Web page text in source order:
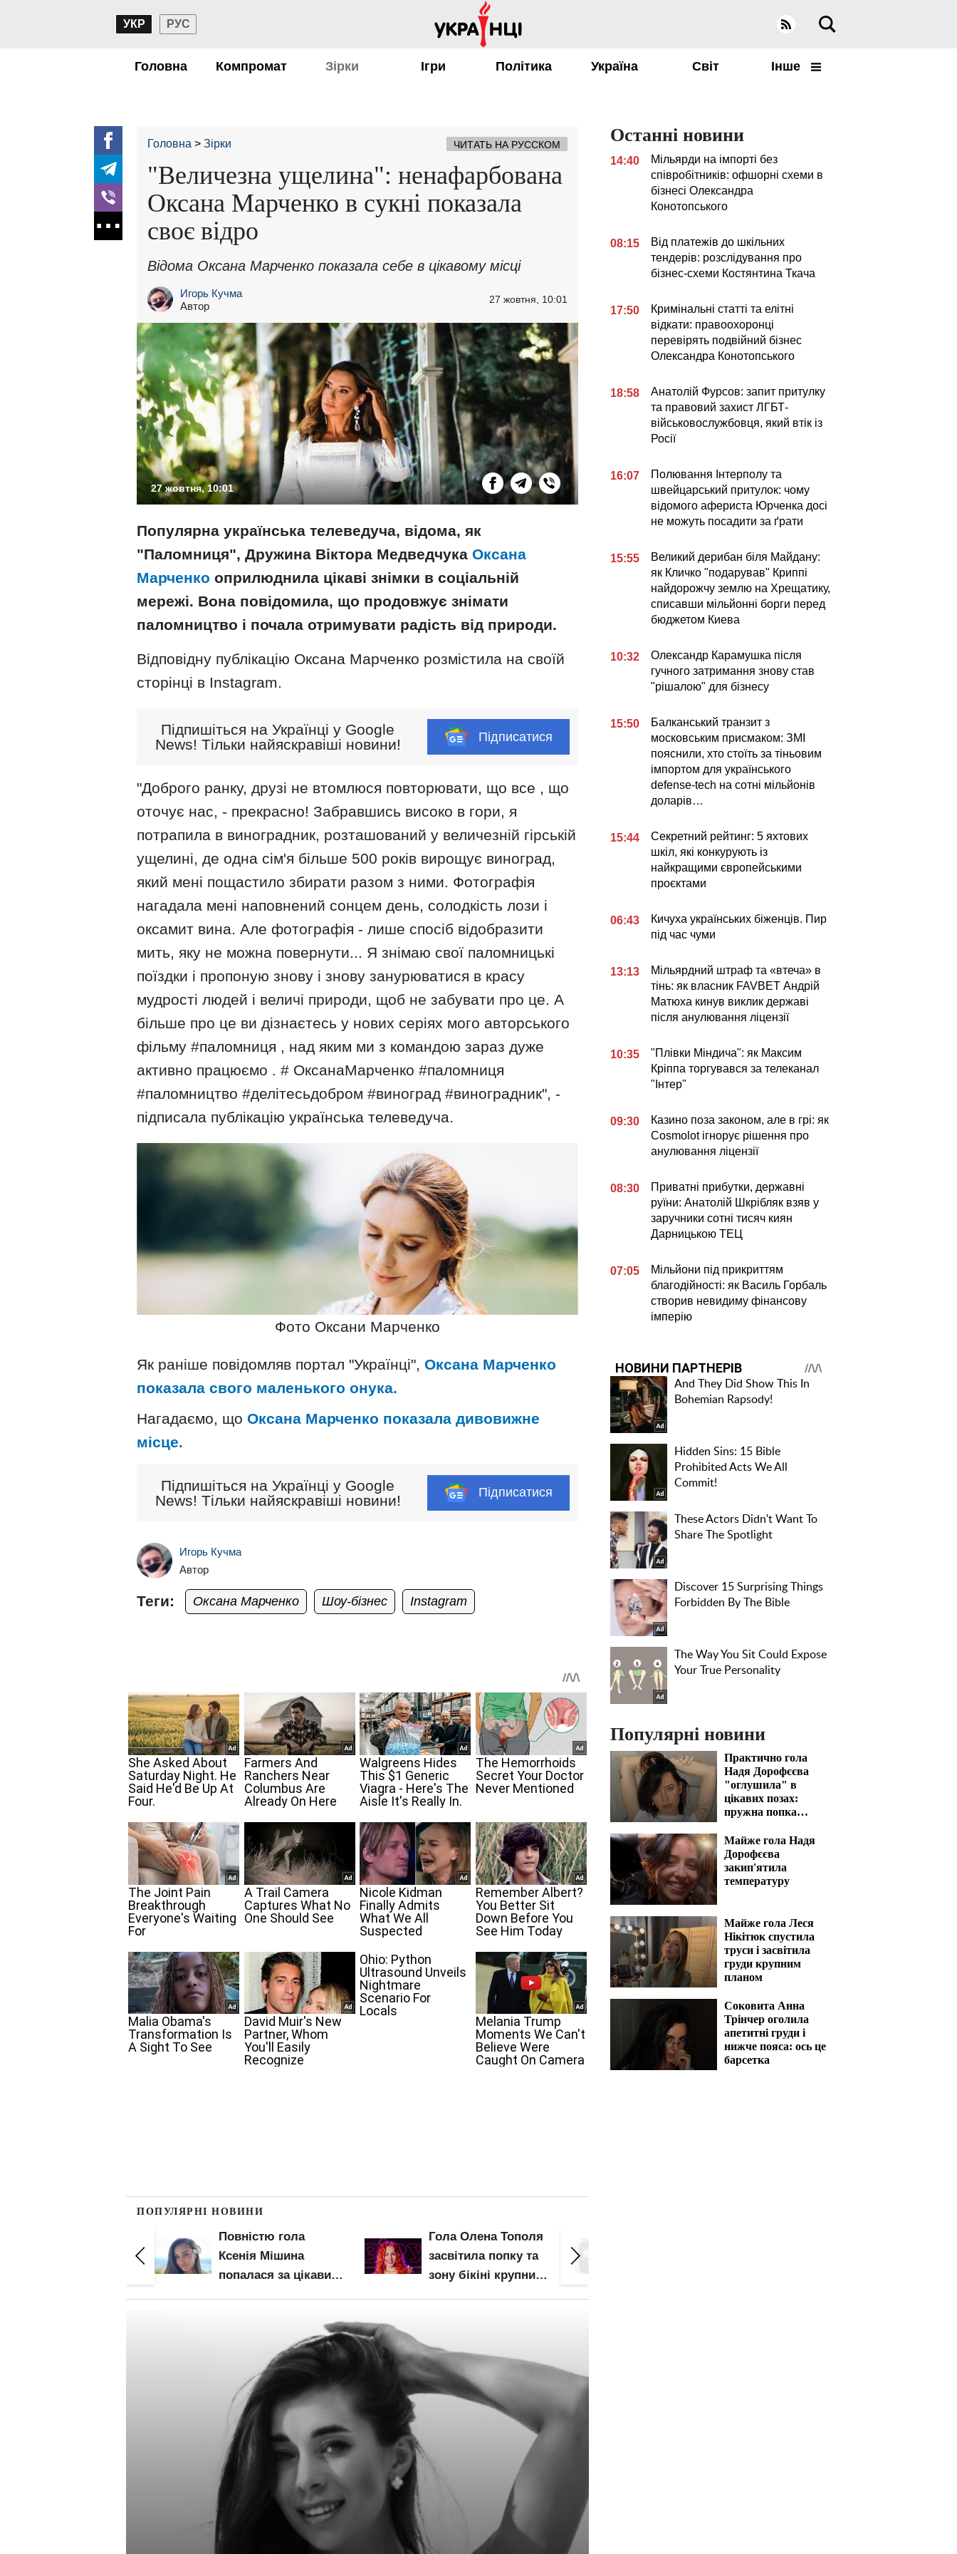
УКР РУС
Головна Компромат Зірки Ігри Політика Україна Світ Інше
Головна Зірки ЧИТАТЬ НА РУССКОМ
"Величезна ущелина": ненафарбована
Оксана Марченко в сукні показала
своє відро
Відома Оксана Марченко показала себе в цікавому місці
Игорь Кучма
Автор
27 жовтня, 10:01
27 жовтня, 10:01
Популярна українська телеведуча, відома, як
"Паломниця", Дружина Віктора Медведчука Оксана
Марченко оприлюднила цікаві знімки в соціальній
мережі. Вона повідомила, що продовжує знімати
паломництво і почала отримувати радість від природи.
Відповідну публікацію Оксана Марченко розмістила на своїй
сторінці в Instagram.
Підпишіться на Українці у Google
News! Тільки найяскравіші новини!
Підписатися
"Доброго ранку, друзі не втомлюся повторювати, що все , що
оточує нас, - прекрасно! Забравшись високо в гори, я
потрапила в виноградник, розташований у величезній гірській
ущелині, де одна сім'я більше 500 років вирощує виноград,
який мені пощастило збирати разом з ними. Фотографія
нагадала мені наповнений сонцем день, солодкість лози і
оксамит вина. Але фотографія - лише спосіб відобразити
мить, яку не можна повернути... Я знімаю свої паломницькі
поїздки і пропоную знову і знову занурюватися в красу
мудрості людей і величі природи, щоб не забувати про це. А
більше про це ви дізнаєтесь у нових серіях мого авторського
фільму #паломниця , над яким ми з командою зараз дуже
активно працюємо . # ОксанаМарченко #паломниця
#паломництво #делітесьдобром #виноград #виноградник", -
підписала публікацію українська телеведуча.
Фото Оксани Марченко
Як раніше повідомляв портал "Українці", Оксана Марченко
показала свого маленького онука.
Нагадаємо, що Оксана Марченко показала дивовижне
місце.
Підпишіться на Українці у Google
News! Тільки найяскравіші новини!
Підписатися
Игорь Кучма
Автор
Теги: Оксана Марченко Шоу-бізнес Instagram
ПОПУЛЯРНІ НОВИНИ
Гола Олена Тополя
засвітила попку та
зону бікіні крупним
Буквально гола
Анна Трінчер
втиснула свою
Останні новини
14:40
Мільярди на імпорті без
співробітників: офшорні схеми в
бізнесі Олександра
Конотопського
08:15
Від платежів до шкільних
тендерів: розслідування про
бізнес-схеми Костянтина Ткача
17:50
Кримінальні статті та елітні
відкати: правоохоронці
перевірять подвійний бізнес
Олександра Конотопського
18:58
Анатолій Фурсов: запит притулку
та правовий захист ЛГБТ-
військовослужбовця, який втік із
Росії
16:07
Полювання Інтерполу та
швейцарський притулок: чому
відомого афериста Юрченка досі
не можуть посадити за ґрати
15:55
Великий дерибан біля Майдану:
як Кличко "подарував" Криппі
найдорожчу землю на Хрещатику,
списавши мільйонні борги перед
бюджетом Киева
10:32
Олександр Карамушка після
гучного затримання знову став
"рішалою" для бізнесу
15:50
Балканський транзит з
московським присмаком: ЗМІ
пояснили, хто стоїть за тіньовим
імпортом для українського
defense-tech на сотні мільйонів
доларів…
15:44
Секретний рейтинг: 5 яхтових
шкіл, які конкурують із
найкращими європейськими
проєктами
06:43
Кичуха українських біженців. Пир
під час чуми
13:13
Мільярдний штраф та «втеча» в
тінь: як власник FAVBET Андрій
Матюха кинув виклик державі
після анулювання ліцензії
10:35
"Плівки Міндича": як Максим
Кріппа торгувався за телеканал
"Інтер"
09:30
Казино поза законом, але в грі: як
Cosmolot ігнорує рішення про
анулювання ліцензії
08:30
Приватні прибутки, державні
руїни: Анатолій Шкрібляк взяв у
заручники сотні тисяч киян
Дарницькою ТЕЦ
07:05
Мільйони під прикриттям
благодійності: як Василь Горбаль
створив невидиму фінансову
імперію
Популярні новини
Практично гола
Надя Дорофєєва
"оглушила" в
цікавих позах:
пружна попка
Майже гола Надя
Дорофєєва
закип'ятила
температуру
Майже гола Леся
Нікітюк спустила
труси і засвітила
груди крупним
планом
Соковита Анна
Трінчер оголила
апетитні груди і
нижче пояса: ось це
барсетка